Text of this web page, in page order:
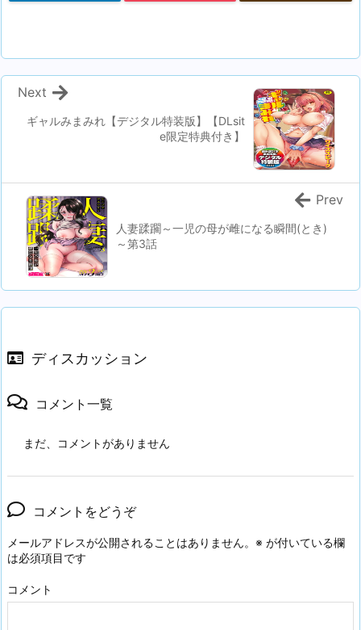
ギャルみまみれ【デジタル特装版】【DLsit
e限定特典付き】
Next
人妻蹂躙～一児の母が雌になる瞬間(とき)
～第3話
Prev
ディスカッション
コメント一覧
まだ、コメントがありません
コメントをどうぞ
メールアドレスが公開されることはありません。 ※ が付いている欄
は必須項目です
コメント